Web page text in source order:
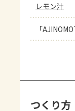
レモン汁
「
つくり方